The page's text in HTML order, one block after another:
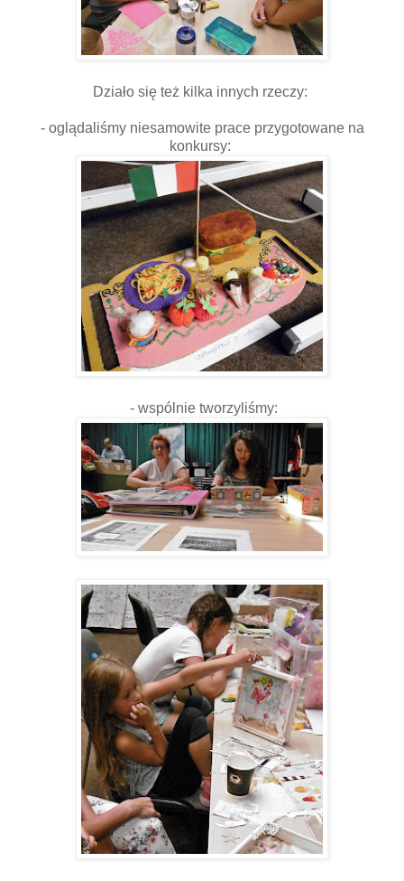
Działo się też kilka innych rzeczy:
- oglądaliśmy niesamowite prace przygotowane na
konkursy:
- wspólnie tworzyliśmy: